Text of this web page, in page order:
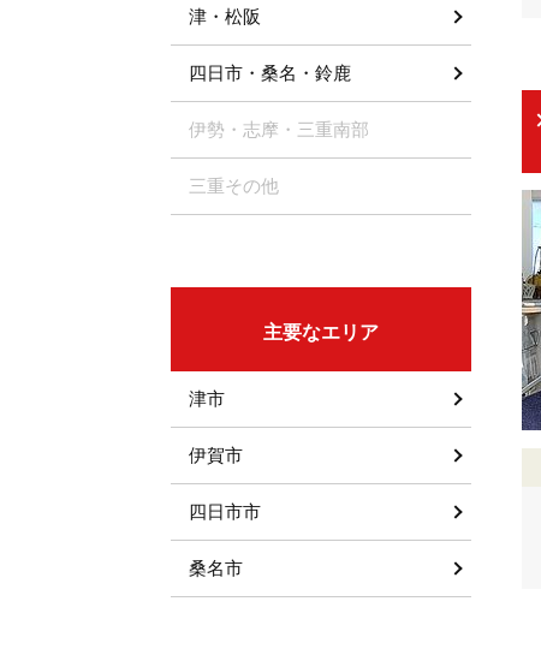
津・松阪
四日市・桑名・鈴鹿
伊勢・志摩・三重南部
三重その他
主要なエリア
津市
伊賀市
四日市市
桑名市